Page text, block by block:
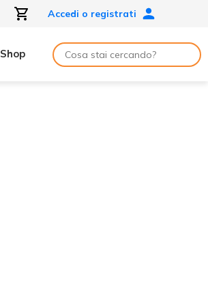
Accedi o registrati
Shop